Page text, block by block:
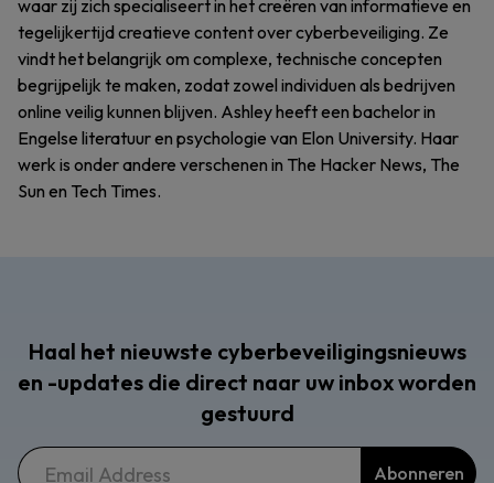
waar zij zich specialiseert in het creëren van informatieve en
tegelijkertijd creatieve content over cyberbeveiliging. Ze
vindt het belangrijk om complexe, technische concepten
begrijpelijk te maken, zodat zowel individuen als bedrijven
online veilig kunnen blijven. Ashley heeft een bachelor in
Engelse literatuur en psychologie van Elon University. Haar
werk is onder andere verschenen in The Hacker News, The
Sun en Tech Times.
Haal het nieuwste cyberbeveiligingsnieuws
en -updates die direct naar uw inbox worden
gestuurd